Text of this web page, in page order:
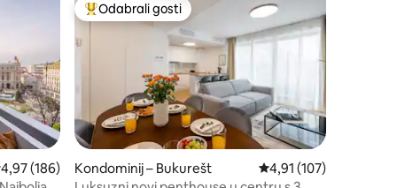
„Odabrali gosti”
ocjena: 4,97/5, recenzija: 186
4,97 (186)
Među najviše rangiranima s oznakom „Odabrali gosti”
Odabrali gosti
Kondominij – Bukurešt Prosječna ocjena:
4,91 (107)